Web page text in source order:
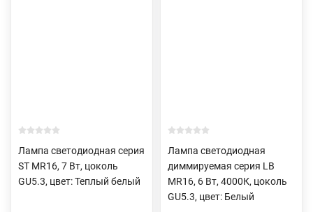
Лампа светодиодная серия
ST MR16, 7 Вт, цоколь
GU5.3, цвет: Теплый белый
Лампа светодиодная
диммируемая серия LB
MR16, 6 Вт, 4000К, цоколь
GU5.3, цвет: Белый